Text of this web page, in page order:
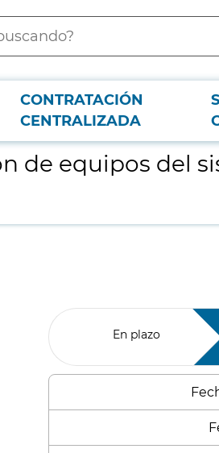
CONTRATACIÓN
CENTRALIZADA
control de estaciones del fabricante
de equipos del
En plazo